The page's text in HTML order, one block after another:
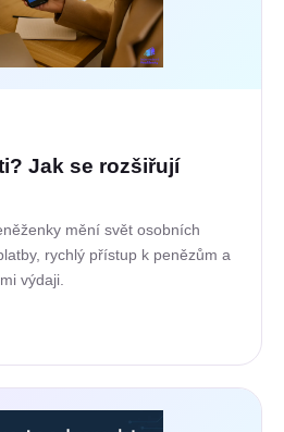
Jak se rozšiřují
mění svět osobních
rychlý přístup k penězům a
výdaji.